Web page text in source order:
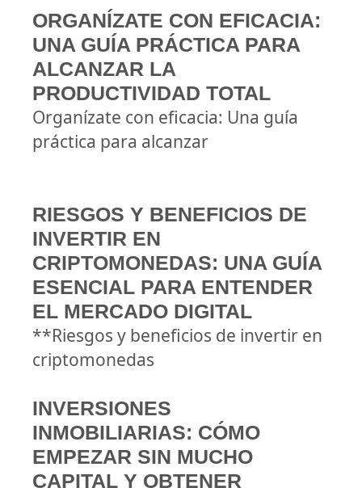
ORGANÍZATE CON EFICACIA:
UNA GUÍA PRÁCTICA PARA
ALCANZAR LA
PRODUCTIVIDAD TOTAL
Organízate con eficacia: Una guía
práctica para alcanzar
RIESGOS Y BENEFICIOS DE
INVERTIR EN
CRIPTOMONEDAS: UNA GUÍA
ESENCIAL PARA ENTENDER
EL MERCADO DIGITAL
**Riesgos y beneficios de invertir en
criptomonedas
INVERSIONES
INMOBILIARIAS: CÓMO
EMPEZAR SIN MUCHO
CAPITAL Y OBTENER